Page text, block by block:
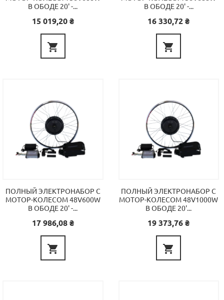
В ОБОДЕ 20' -...
Цена
15 019,20 ₴

В ОБОДЕ 20' -...
Цена
16 330,72 ₴

ПОЛНЫЙ ЭЛЕКТРОНАБОР С
МОТОР-КОЛЕСОМ 48V600W
В ОБОДЕ 20' -...
Цена
17 986,08 ₴

ПОЛНЫЙ ЭЛЕКТРОНАБОР С
МОТОР-КОЛЕСОМ 48V1000W
В ОБОДЕ 20'...
Цена
19 373,76 ₴
